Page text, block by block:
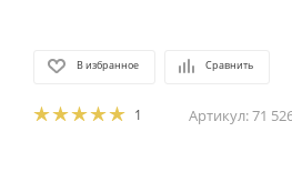
В избранное Сравнить
1 Артикул:71